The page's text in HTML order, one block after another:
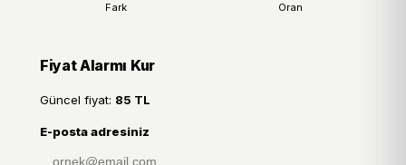
Fark Oran
Fiyat Alarmı Kur
Güncel fiyat: 85 TL
E-posta adresiniz